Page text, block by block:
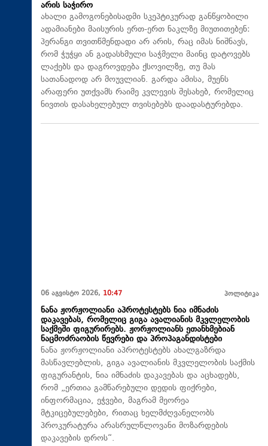
არის საჭირო
ახალი გამოგონებისადმი სკეპტიკურად განწყობილი
ადამიანები მაისურის ერთ-ერთ ნაკლზე მიუთითებენ:
პერანგი თვითწმენდადი არ არის, რაც იმას ნიშნავს,
რომ ჭუჭყი ან გადასხმული საჭმელი მაინც დატოვებს
ლაქებს და დაგროვდება ქსოვილზე, თუ მას
სათანადოდ არ მოუვლიან. გარდა ამისა, მუენს
არაფერი უთქვამს რაიმე კვლევის შესახებ, რომელიც
ნივთის დასახელებულ თვისებებს დაადასტურებდა.
06 აგვისტო 2026, 10:47 პოლიტიკა
ნანა ჟორჟოლიანი აპროტესტებს ნია იმნაძის
დაკავებას, რომელიც გიგა ავალიანის მკვლელობის
საქმეში ფიგურირებს. ჟორჟოლიანს ეთანხმებიან
ნაცმოძრაობის წევრები და პროპაგანდისტები
ნანა ჟორჟოლიანი აპროტესტებს ახალგაზრდა
მასწავლებლის, გიგა ავალიანის მკვლელობის საქმის
ფიგურანტის, ნია იმნაძის დაკავებას და აცხადებს,
რომ „ერთია გამწარებული დედის ფიქრები,
ინფორმაცია, ეჭვები, მაგრამ მეორეა
მტკიცებულებები, რითაც ხელმძღვანელობს
პროკურატურა არასრულწლოვანი მოზარდების
დაკავების დროს“.